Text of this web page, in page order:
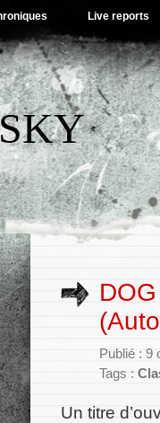
Live reports
Publié : 9
Tags :
Un titre